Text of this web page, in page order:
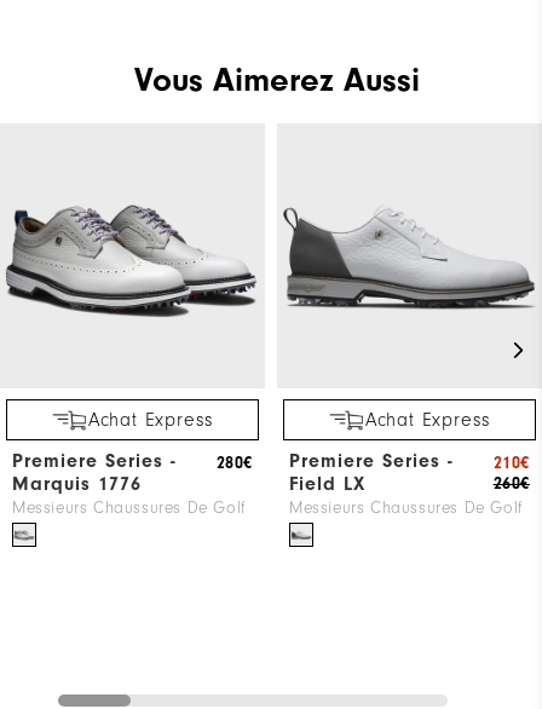
Vous Aimerez Aussi
Achat Express
Premiere Series -
Marquis 1776
Messieurs Chaussures De Golf
280€
Achat Express
Premiere Series -
Field LX
Messieurs Chaussures De Golf
260€
210€